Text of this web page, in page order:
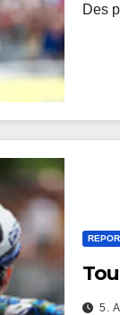
Des
5.